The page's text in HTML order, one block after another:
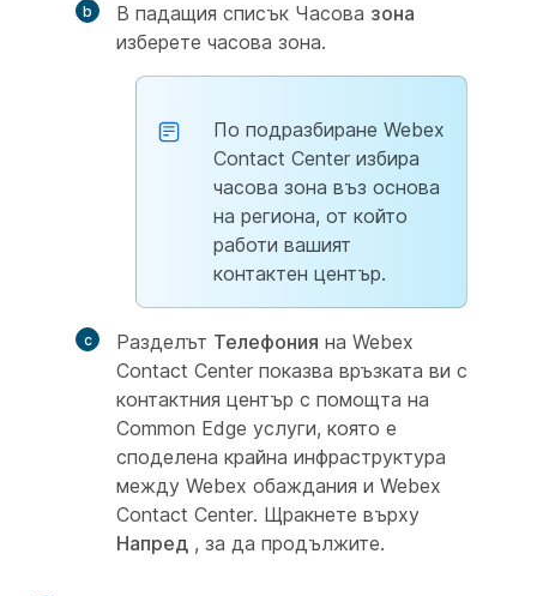
В падащия списък Часова зона
изберете часова зона.
По подразбиране Webex
Contact Center избира
часова зона въз основа
на региона, от който
работи вашият
контактен център.
Разделът Телефония на Webex
Contact Center показва връзката ви с
контактния център с помощта на
Common Edge услуги, която е
споделена крайна инфраструктура
между Webex обаждания и Webex
Contact Center. Щракнете върху
Напред , за да продължите.